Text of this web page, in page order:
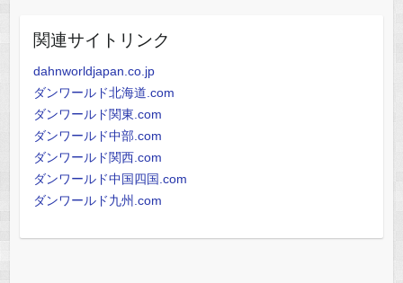
関連サイトリンク
dahnworldjapan.co.jp
ダンワールド北海道.com
ダンワールド関東.com
ダンワールド中部.com
ダンワールド関西.com
ダンワールド中国四国.com
ダンワールド九州.com